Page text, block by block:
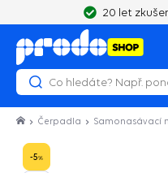
20 let
Čerpadla Samonasávací
-5%